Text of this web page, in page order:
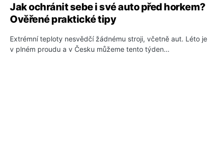
Jak ochránit sebe i své auto před horkem?
Ověřené praktické tipy
Extrémní teploty nesvědčí žádnému stroji, včetně aut. Léto je
v plném proudu a v Česku můžeme tento týden…